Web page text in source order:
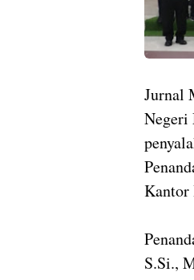
Jurnal
Negeri
Kantor
S.Si.,